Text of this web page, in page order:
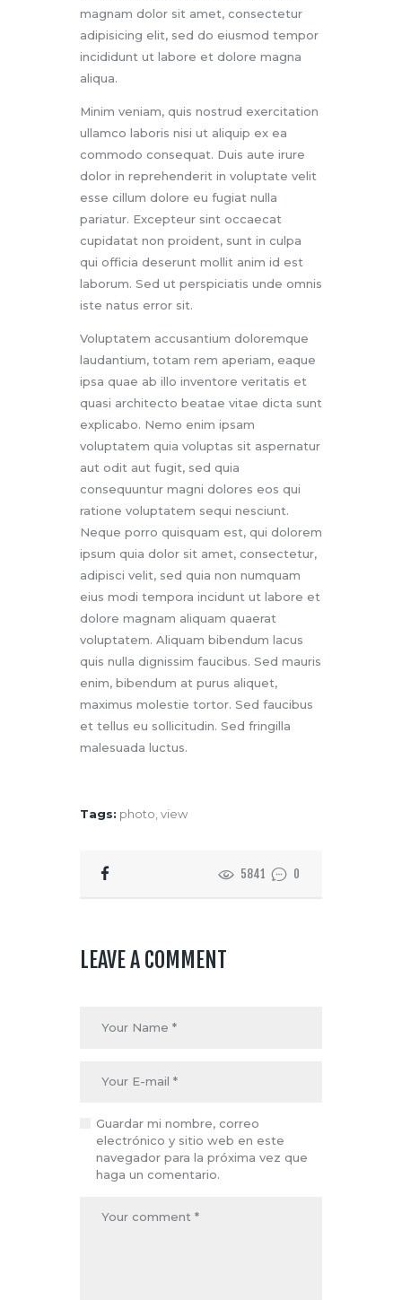
magnam dolor sit amet, consectetur
adipisicing elit, sed do eiusmod tempor
incididunt ut labore et dolore magna
aliqua.
Minim veniam, quis nostrud exercitation
ullamco laboris nisi ut aliquip ex ea
commodo consequat. Duis aute irure
dolor in reprehenderit in voluptate velit
esse cillum dolore eu fugiat nulla
pariatur. Excepteur sint occaecat
cupidatat non proident, sunt in culpa
qui officia deserunt mollit anim id est
laborum. Sed ut perspiciatis unde omnis
iste natus error sit.
Voluptatem accusantium doloremque
laudantium, totam rem aperiam, eaque
ipsa quae ab illo inventore veritatis et
quasi architecto beatae vitae dicta sunt
explicabo. Nemo enim ipsam
voluptatem quia voluptas sit aspernatur
aut odit aut fugit, sed quia
consequuntur magni dolores eos qui
ratione voluptatem sequi nesciunt.
Neque porro quisquam est, qui dolorem
ipsum quia dolor sit amet, consectetur,
adipisci velit, sed quia non numquam
eius modi tempora incidunt ut labore et
dolore magnam aliquam quaerat
voluptatem. Aliquam bibendum lacus
quis nulla dignissim faucibus. Sed mauris
enim, bibendum at purus aliquet,
maximus molestie tortor. Sed faucibus
et tellus eu sollicitudin. Sed fringilla
malesuada luctus.
Tags: photo,view
5841 0
LEAVE A COMMENT
Guardar mi nombre, correo
electrónico y sitio web en este
navegador para la próxima vez que
haga un comentario.